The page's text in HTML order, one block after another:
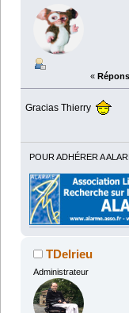
«
Gracias Thierry
POUR ADHÉRER A
TDelrieu
Administrateur